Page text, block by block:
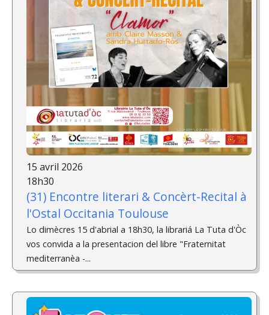
15 avril 2026
18h30
(31) Encontre literari & Concèrt-Recital ­à
l'Ostal Occitania Toulouse
Lo dimècres 15 d'abrial a 18h30, la librariá La Tuta d'Òc
vos convida a la presentacion del libre "Fraternitat
mediterranèa -...